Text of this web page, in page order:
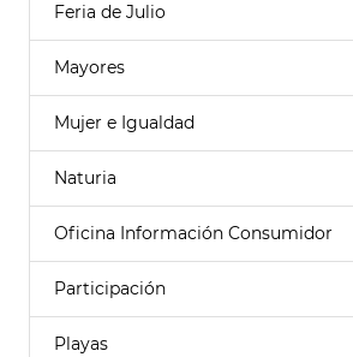
Feria de Julio
Mayores
Mujer e Igualdad
Naturia
Oficina Información Consumidor
Participación
Playas